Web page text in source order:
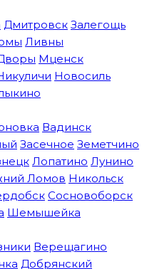
Дмитровск Залегощь
Ливны
Мценск
Новосиль
Вадинск
Засечное Земетчино
Лопатино Лунино
Ломов Никольск
Сосновоборск
Шемышейка
Верещагино
Добрянский